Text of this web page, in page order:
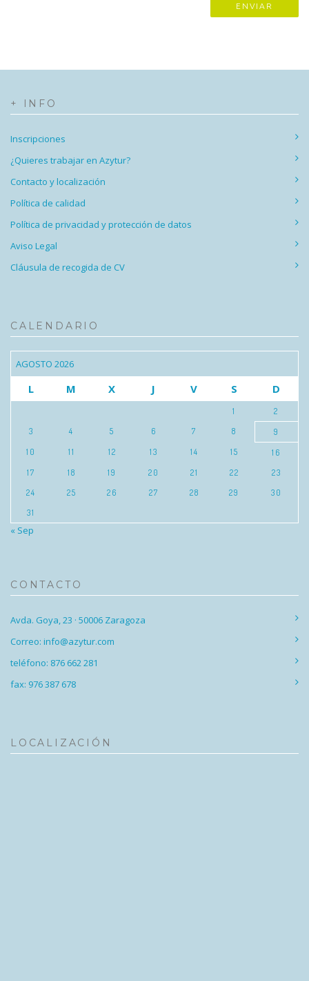
+ INFO
Inscripciones
¿Quieres trabajar en Azytur?
Contacto y localización
Política de calidad
Política de privacidad y protección de datos
Aviso Legal
Cláusula de recogida de CV
CALENDARIO
AGOSTO 2026
L M X J V S D
1
2
3
4 5 6 7 8
9
10
11 12 13 14 15
16
17
18 19 20 21 22
23
24
25 26 27 28 29
30
31
« Sep
CONTACTO
Avda. Goya, 23 · 50006 Zaragoza
Correo: info@azytur.com
teléfono: 876 662 281
fax: 976 387 678
LOCALIZACIÓN